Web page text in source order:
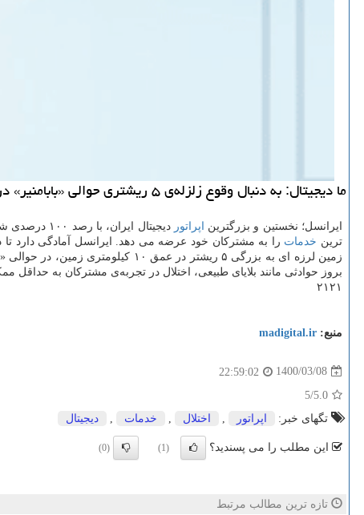
ما دیجیتال: به دنبال وقوع زلزله‌ی ۵ ریشتری حوالی «بابامنیر» در استان فارس، شبکه‌ی ایرانسل کاملاً پایدار و درحال خدمت رسانی به مشترکان است.
ایرانسل؛ نخستین و بزرگترین اپراتور دیجیتال ایران، با رصد ۱۰۰ درصدی شبکه به صورت ۲۴ ساعته، همواره در حالت آماده باش قرار دارد تا در صورت بروز و مشاهده کوچک ترین
ترین خدمات
زمین لرزه ای به بزرگی ۵ ریشتر
بروز حوادثی مانند بلایای طبیعی، اختلال در تجربه‌ی مشترکان به حداقل
۲۱۲۱
منبع: madigital.ir
1400/03/08
22:59:02
5.0
/5
تگهای خبر:
اپراتور اختلال خدمات دیجیتال
این مطلب را می پسندید؟ (1)
(0)
تازه ترین مطالب مرتبط